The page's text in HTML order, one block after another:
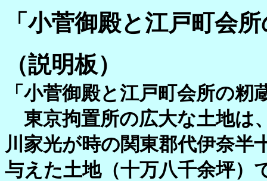
「小菅御殿と江戸町会
（説明板）
「小菅御殿と江戸町会所の籾
東京拘置所の広大な土地は
川家光が時の関東郡代伊奈半
与えた土地（十万八千余坪）